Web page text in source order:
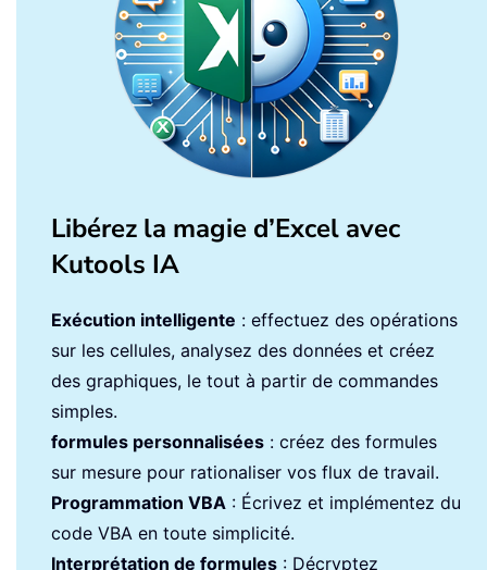
Libérez la magie d’Excel avec
Kutools IA
Exécution intelligente : effectuez des opérations
sur les cellules, analysez des données et créez
des graphiques, le tout à partir de commandes
simples.
formules personnalisées : créez des formules
sur mesure pour rationaliser vos flux de travail.
Programmation VBA : Écrivez et implémentez du
code VBA en toute simplicité.
Interprétation de formules : Décryptez